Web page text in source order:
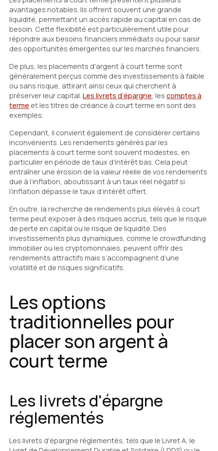
avantages notables. Ils offrent souvent une grande
liquidité, permettant un accès rapide au capital en cas de
besoin. Cette flexibilité est particulièrement utile pour
répondre aux besoins financiers immédiats ou pour saisir
des opportunités émergentes sur les marchés financiers.
De plus, les placements d'argent à court terme sont
généralement perçus comme des investissements à faible
ou sans risque, attirant ainsi ceux qui cherchent à
préserver leur capital.Les livrets d’épargne, lescomptes à
terme et les titres de créance à court terme en sont des
exemples.
Cependant, il convient également de considérer certains
inconvénients. Les rendements générés par les
placements à court terme sont souvent modestes, en
particulier en période de taux d'intérêt bas. Cela peut
entraîner une érosion de la valeur réelle de vos rendements
due à l’inflation, aboutissant à un taux réel négatif si
l’inflation dépasse le taux d’intérêt offert.
En outre, la recherche de rendements plus élevés à court
terme peut exposer à des risques accrus, tels que le risque
de perte en capital ou le risque de liquidité. Des
investissements plus dynamiques, comme le crowdfunding
immobilier ou les cryptomonnaies, peuvent offrir des
rendements attractifs mais s’accompagnent d’une
volatilité et de risques significatifs.
Les options
traditionnelles pour
placer son argent à
court terme
Les livrets d'épargne
réglementés
Les livrets d'épargne réglementés, tels que le Livret A, le